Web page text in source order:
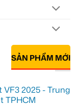
SẢN PHẨM MỚI
2025 - Trung
TPHCM